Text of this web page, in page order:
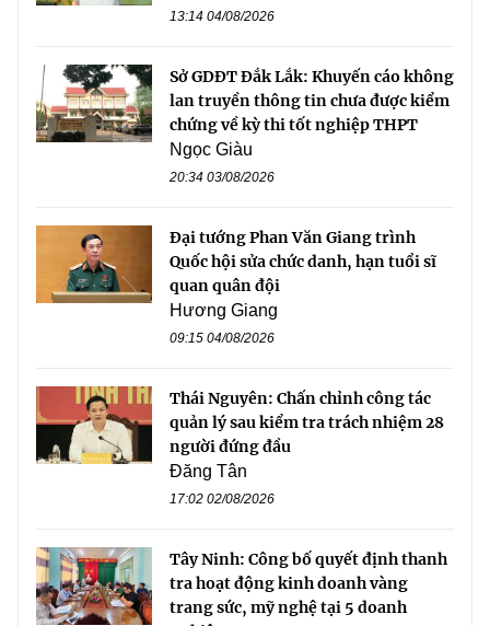
13:14 04/08/2026
Sở GDĐT Đắk Lắk: Khuyến cáo không
lan truyền thông tin chưa được kiểm
chứng về kỳ thi tốt nghiệp THPT
Ngọc Giàu
20:34 03/08/2026
Đại tướng Phan Văn Giang trình
Quốc hội sửa chức danh, hạn tuổi sĩ
quan quân đội
Hương Giang
09:15 04/08/2026
Thái Nguyên: Chấn chỉnh công tác
quản lý sau kiểm tra trách nhiệm 28
người đứng đầu
Đăng Tân
17:02 02/08/2026
Tây Ninh: Công bố quyết định thanh
tra hoạt động kinh doanh vàng
trang sức, mỹ nghệ tại 5 doanh